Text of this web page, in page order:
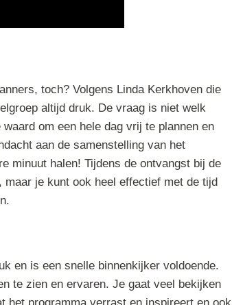
toch? Volgens Linda Kerkhoven die
altijd druk. De vraag is niet welk
om een hele dag vrij te plannen en
aan de samenstelling van het
minuut halen! Tijdens de ontvangst bij de
je kunt ook heel effectief met de tijd
en is een snelle binnenkijker voldoende.
te zien en ervaren. Je gaat veel bekijken